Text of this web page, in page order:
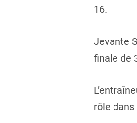
16.
Jevante
finale de
rôle